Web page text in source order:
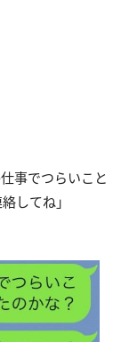
事でつらいこと
してね」